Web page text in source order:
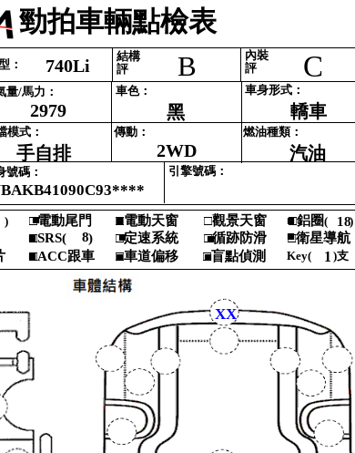
勁拍車輛點檢表‎
傳動‎ ：‎
車色‎：‎
：‎
模式‎ ：‎
車身形式‎ ：‎
量‎/‎馬力‎ ：‎
燃油種類‎：‎
號碼‎ ：‎
結構‎
評‎
內裝‎
評‎
引擎號碼‎ ：‎
2WD
黑
740Li
手自排
轎車
2979
汽油
■
■
■
■
B C
□SRS‎(‎ ‎)‎
□‎電動天窗‎ □‎鋁圈‎(‎ ‎)‎
□‎衛星導航 ‎
8
XX
Key‎(‎ ‎ )‎支‎
1
)‎ □‎電動尾門‎ □‎觀景天窗‎
□‎定速系統‎ □‎循跡防滑‎
■‎
■‎
■‎
□ACC‎跟車‎ □‎盲點偵測‎
■ ■
□‎車道偏移‎
18
■